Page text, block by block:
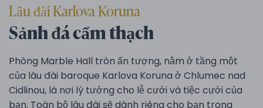
Lâu đài Karlova Koruna
Sảnh đá cẩm thạch
Phòng Marble Hall tròn ấn tượng, nằm ở tầng một
của lâu đài baroque Karlova Koruna ở Chlumec nad
Cidlinou, là nơi lý tưởng cho lễ cưới và tiệc cưới của
bạn. Toàn bộ lâu đài sẽ dành riêng cho bạn trong